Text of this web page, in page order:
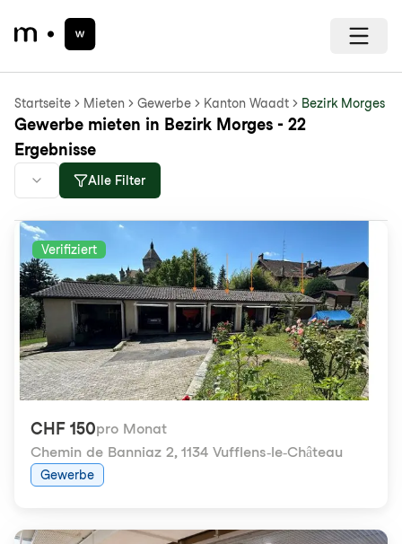
Startseite Mieten Gewerbe Kanton Waadt Bezirk Morges
Gewerbe mieten in Bezirk Morges - 22
Ergebnisse
Alle Filter
Verifiziert
CHF 150pro Monat
Chemin de Banniaz 2, 1134 Vufflens-le-Château
Gewerbe